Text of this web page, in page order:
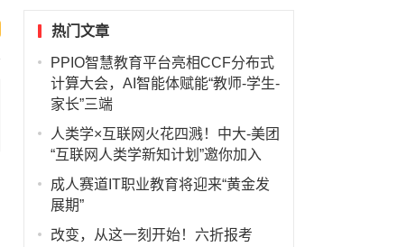
热门文章
PPIO智慧教育平台亮相CCF分布式
计算大会，AI智能体赋能“教师-学生-
家长”三端
人类学×互联网火花四溅！中大-美团
“互联网人类学新知计划”邀你加入
成人赛道IT职业教育将迎来“黄金发
展期”
改变，从这一刻开始！六折报考